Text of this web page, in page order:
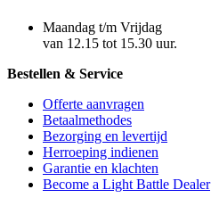
Maandag t/m Vrijdag
van 12.15 tot 15.30 uur.
Bestellen & Service
Offerte aanvragen
Betaalmethodes
Bezorging en levertijd
Herroeping indienen
Garantie en klachten
Become a Light Battle Dealer